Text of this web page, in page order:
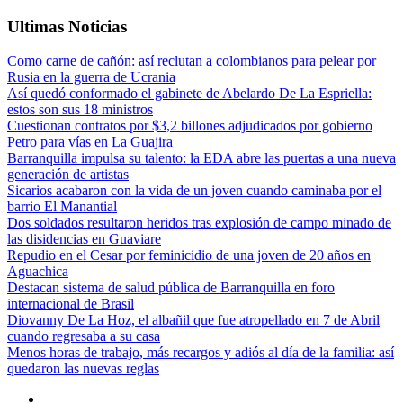
Ultimas Noticias
Como carne de cañón: así reclutan a colombianos para pelear por
Rusia en la guerra de Ucrania
Así quedó conformado el gabinete de Abelardo De La Espriella:
estos son sus 18 ministros
Cuestionan contratos por $3,2 billones adjudicados por gobierno
Petro para vías en La Guajira
Barranquilla impulsa su talento: la EDA abre las puertas a una nueva
generación de artistas
Sicarios acabaron con la vida de un joven cuando caminaba por el
barrio El Manantial
Dos soldados resultaron heridos tras explosión de campo minado de
las disidencias en Guaviare
Repudio en el Cesar por feminicidio de una joven de 20 años en
Aguachica
Destacan sistema de salud pública de Barranquilla en foro
internacional de Brasil
Diovanny De La Hoz, el albañil que fue atropellado en 7 de Abril
cuando regresaba a su casa
Menos horas de trabajo, más recargos y adiós al día de la familia: así
quedaron las nuevas reglas